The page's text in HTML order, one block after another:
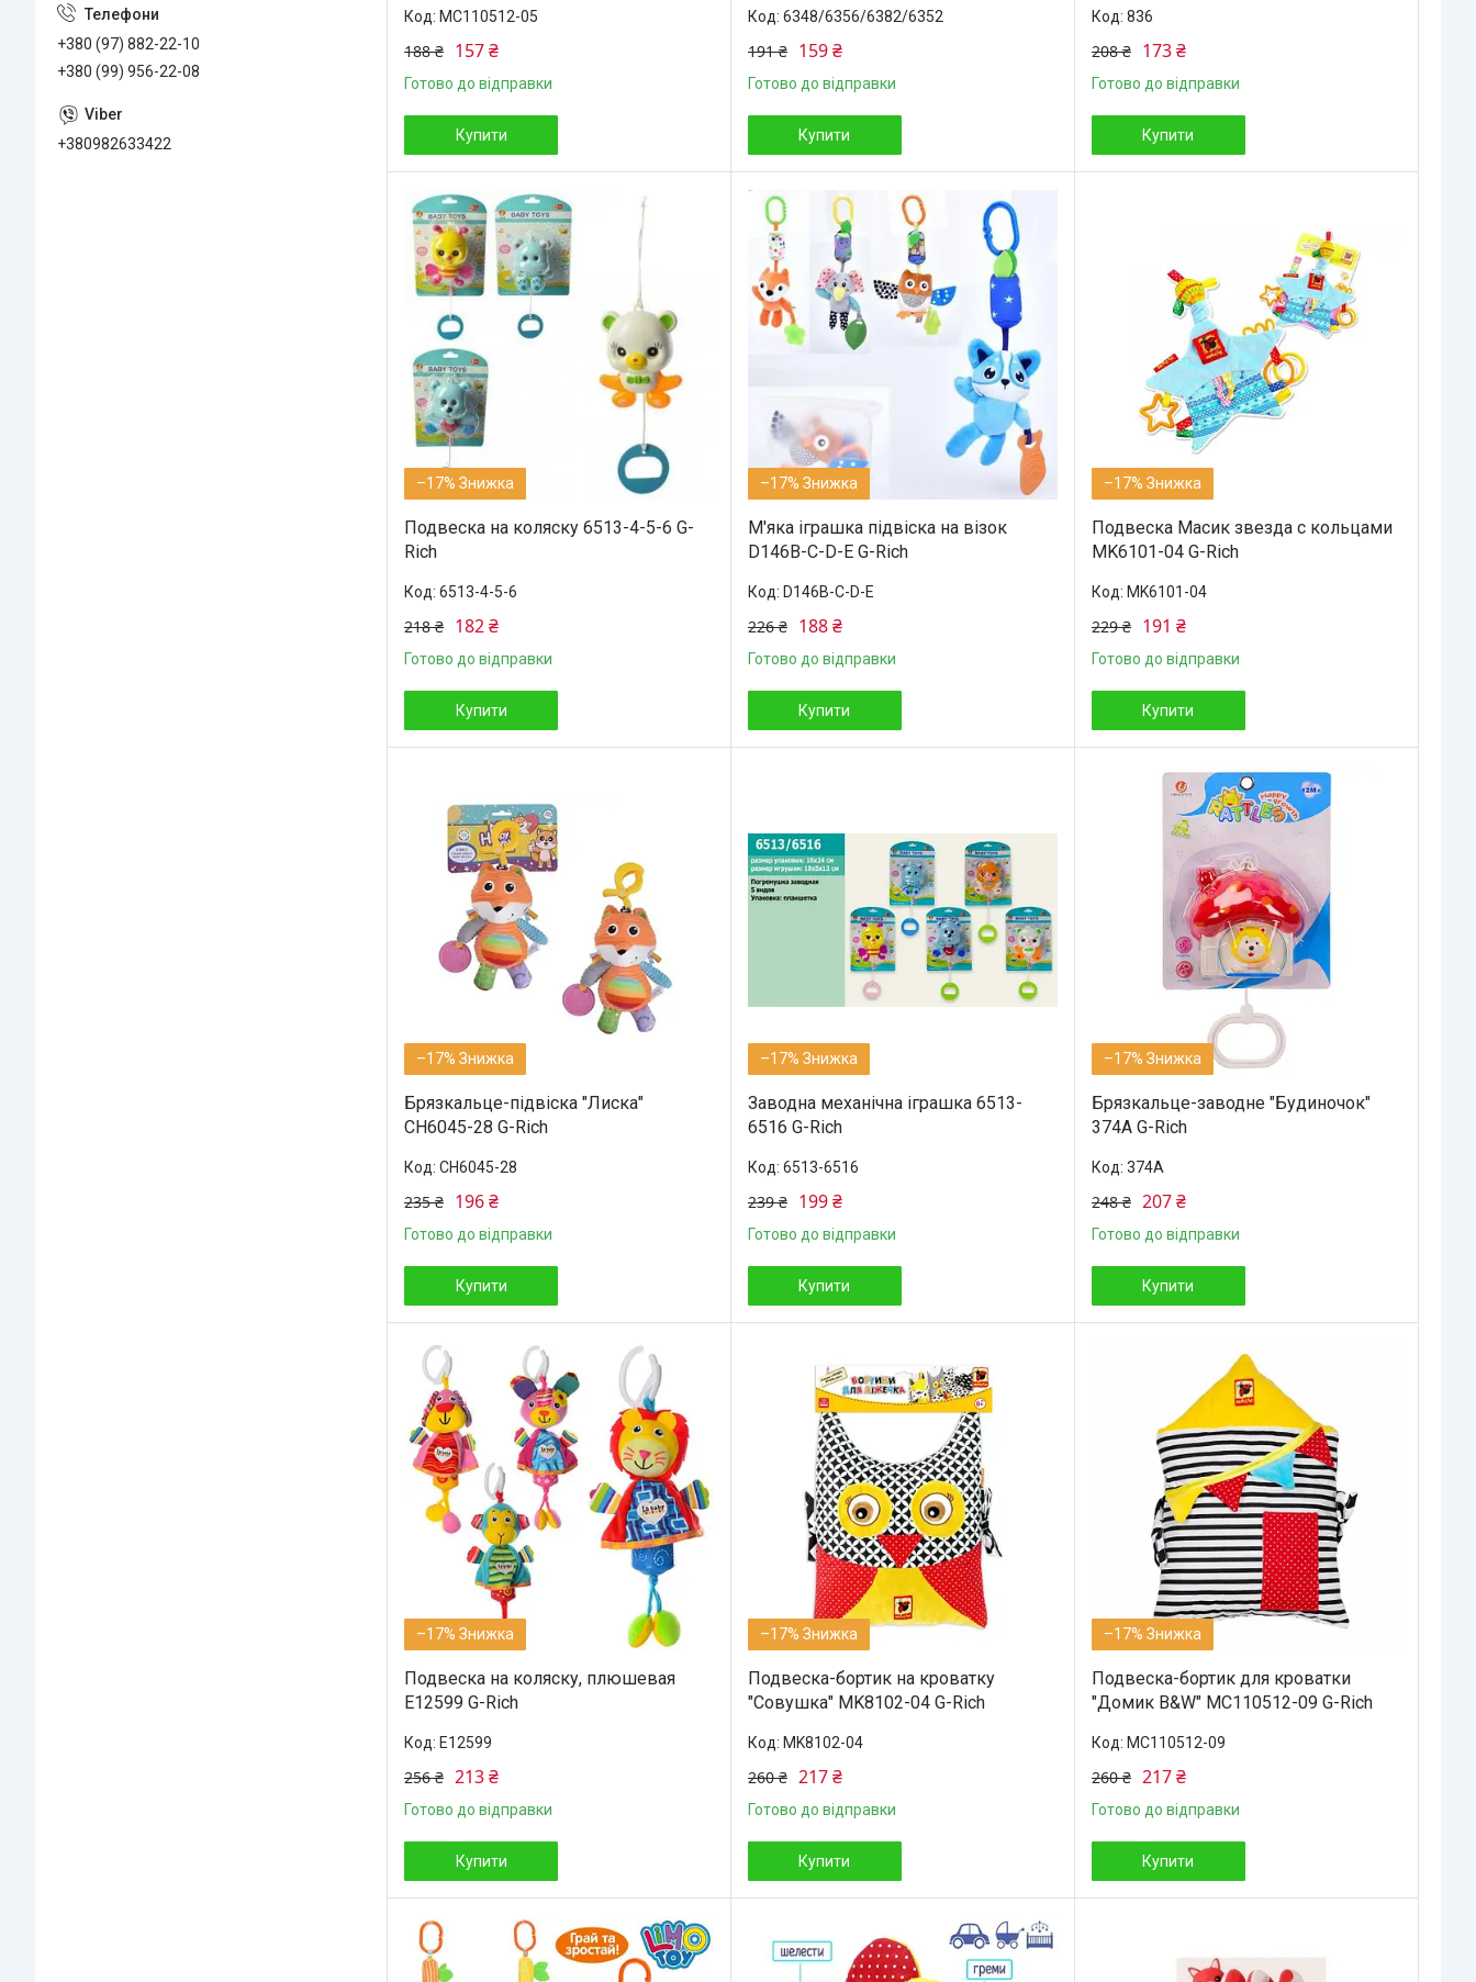
MC110512-05
188 ₴ 157 ₴
Готово до відправки
Купити
6348/6356/6382/6352
191 ₴ 159 ₴
Готово до відправки
Купити
836
208 ₴ 173 ₴
Готово до відправки
Купити
–17%
Подвеска на коляску 6513-4-5-6 G-
Rich
6513-4-5-6
218 ₴ 182 ₴
Готово до відправки
Купити
–17%
М'яка іграшка підвіска на візок
D146B-C-D-E G-Rich
D146B-C-D-E
226 ₴ 188 ₴
Готово до відправки
Купити
–17%
Подвеска Масик звезда с кольцами
MK6101-04 G-Rich
MK6101-04
229 ₴ 191 ₴
Готово до відправки
Купити
–17%
Брязкальце-підвіска "Лиска"
CH6045-28 G-Rich
CH6045-28
235 ₴ 196 ₴
Готово до відправки
Купити
–17%
Заводна механічна іграшка 6513-
6516 G-Rich
6513-6516
239 ₴ 199 ₴
Готово до відправки
Купити
–17%
Брязкальце-заводне "Будиночок"
374A G-Rich
374A
248 ₴ 207 ₴
Готово до відправки
Купити
–17%
Подвеска на коляску, плюшевая
E12599 G-Rich
E12599
256 ₴ 213 ₴
Готово до відправки
Купити
–17%
Подвеска-бортик на кроватку
"Совушка" MK8102-04 G-Rich
MK8102-04
260 ₴ 217 ₴
Готово до відправки
Купити
–17%
Подвеска-бортик для кроватки
"Домик B&W" МС110512-09 G-Rich
МС110512-09
260 ₴ 217 ₴
Готово до відправки
Купити
+380 (97) 882-22-10
+380 (99) 956-22-08
+380982633422